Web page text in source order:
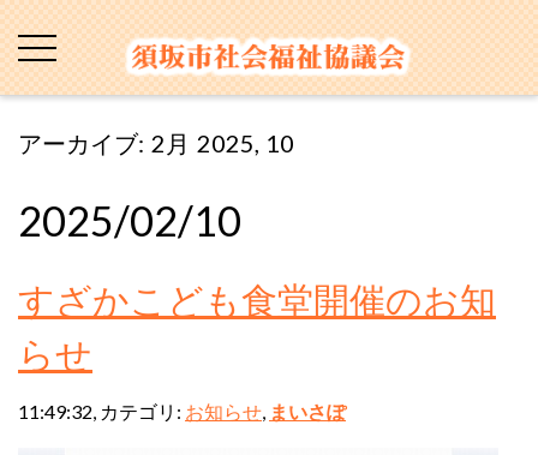
アーカイブ: 2月 2025, 10
2025/02/10
すざかこども食堂開催のお知
らせ
11:49:32, カテゴリ: お知らせ, まいさぽ